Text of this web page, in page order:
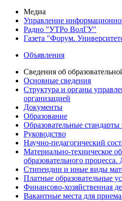
Медиа
Управление
Радио "УТРо ВолГУ"
Газета "Форум.
Объявления
Сведения об
Основные сведения
Структура и органы
организацией
Документы
Образование
Образовательные стандарты
Руководство
Научно-педагогический
Материально-техническое
образовательного процесса.
Стипендии и иные виды
Платные образовательные
Финансово-хозяйственная
Вакантные места для